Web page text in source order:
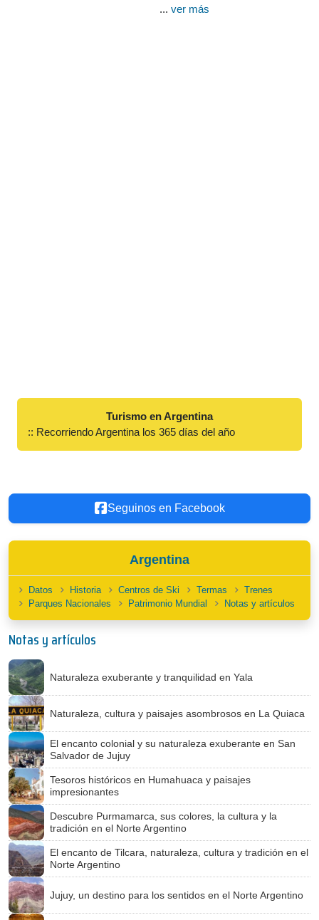
... ver más
Turismo en Argentina
:: Recorriendo Argentina los 365 días del año
Seguinos en Facebook
Argentina
Datos Historia Centros de Ski Termas
Trenes
Parques Nacionales
Patrimonio Mundial Notas y artículos
Notas y artículos
Naturaleza exuberante y tranquilidad en Yala
Naturaleza, cultura y paisajes asombrosos en La Quiaca
El encanto colonial y su naturaleza exuberante en San
Salvador de Jujuy
Tesoros históricos en Humahuaca y paisajes
impresionantes
Descubre Purmamarca, sus colores, la cultura y la
tradición en el Norte Argentino
El encanto de Tilcara, naturaleza, cultura y tradición en el
Norte Argentino
Jujuy, un destino para los sentidos en el Norte Argentino